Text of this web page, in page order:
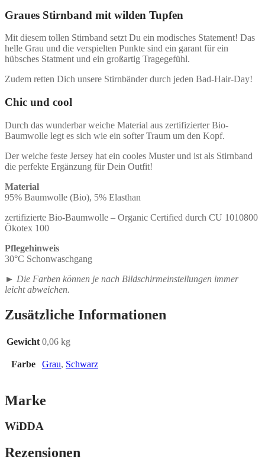
Graues Stirnband mit wilden Tupfen
Mit diesem tollen Stirnband setzt Du ein modisches Statement! Das
helle Grau und die verspielten Punkte sind ein garant für ein
hübsches Statment und ein großartig Tragegefühl.
Zudem retten Dich unsere Stirnbänder durch jeden Bad-Hair-Day!
Chic und cool
Durch das wunderbar weiche Material aus zertifizierter Bio-
Baumwolle legt es sich wie ein softer Traum um den Kopf.
Der weiche feste Jersey hat ein cooles Muster und ist als Stirnband
die perfekte Ergänzung für Dein Outfit!
Material
95% Baumwolle (Bio), 5% Elasthan
zertifizierte Bio-Baumwolle – Organic Certified durch CU 1010800
Ökotex 100
Pflegehinweis
30°C Schonwaschgang
► Die Farben können je nach Bildschirmeinstellungen immer
leicht abweichen.
Zusätzliche Informationen
Gewicht 0,06 kg
Farbe Grau, Schwarz
Marke
WiDDA
Rezensionen